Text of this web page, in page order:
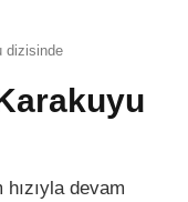
dizisinde
devam